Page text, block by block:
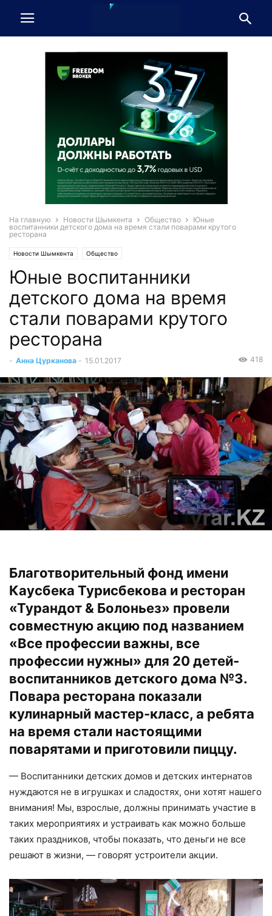
На главную Новости Шымкента Общество
Юные
воспитанники детского дома на время стали поварами крутого
ресторана
Новости Шымкента Общество
Юные воспитанники
детского дома на время
стали поварами крутого
ресторана
- Анна Цурканова - 15.01.2017 418
Благотворительный фонд имени
Каусбека Турисбекова и ресторан
«Турандот & Болоньез» провели
совместную акцию под названием
«Все профессии важны, все
профессии нужны» для 20 детей-
воспитанников детского дома №3.
Повара ресторана показали
кулинарный мастер-класс, а ребята
на время стали настоящими
поварятами и приготовили пиццу.
— Воспитанники детских домов и детских интернатов
нуждаются не в игрушках и сладостях, они хотят нашего
внимания! Мы, взрослые, должны принимать участие в
таких мероприятиях и устраивать как можно больше
таких праздников, чтобы показать, что деньги не все
решают в жизни, — говорят устроители акции.